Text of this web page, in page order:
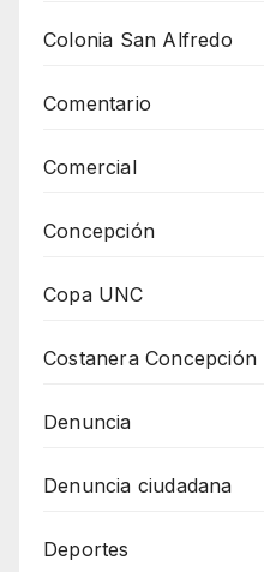
Colonia San Alfredo
Comentario
Comercial
Concepción
Copa UNC
Costanera Concepción
Denuncia
Denuncia ciudadana
Deportes